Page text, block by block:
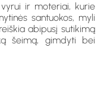
ir moteriai, kurie
santuokos, myli
abipusį sutikimą
šeimą, gimdyti bei